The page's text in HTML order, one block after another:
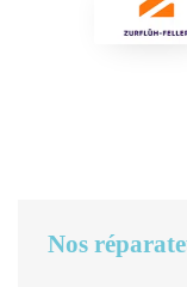
Nos